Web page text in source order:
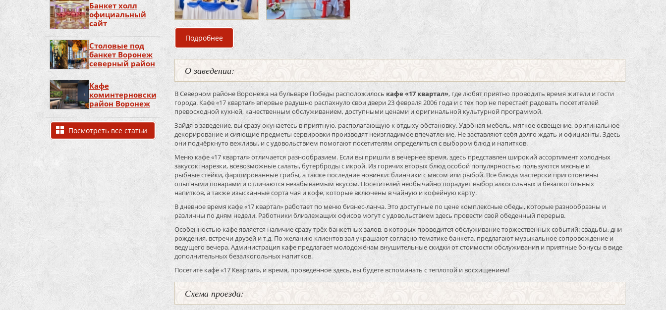
Банкет холл
официальный
сайт
Столовые под
банкет Воронеж
северный район
Кафе
коминтерновский
район Воронеж
Посмотреть все статьи
Подробнее о Банкетный зал кафе «17-й Квартал»
О заведении:
В Северном районе Воронежа на бульваре Победы расположилось кафе «17 квартал», где любят приятно проводить время жители и гости
города. Кафе «17 квартал» впервые радушно распахнуло свои двери 23 февраля 2006 года и с тех пор не перестаёт радовать посетителей
превосходной кухней, качественным обслуживанием, доступными ценами и оригинальной культурной программой.
Зайдя в заведение, вы сразу окунаетесь в приятную, располагающую к отдыху обстановку. Удобная мебель, мягкое освещение, оригинальное
декорирование и сияющие предметы сервировки производят неизгладимое впечатление. Не заставляют себя долго ждать и официанты. Здесь
они подчёркнуто вежливы, и с удовольствием помогают посетителям определиться с выбором блюд и напитков.
Меню кафе «17 квартал» отличается разнообразием. Если вы пришли в вечернее время, здесь представлен широкий ассортимент холодных
закусок: нарезки, всевозможные салаты, бутерброды с икрой. Из горячих вторых блюд особой популярностью пользуются мясные и
рыбные стейки, фаршированные грибы, а также последние новинки: блинчики с мясом или рыбой. Все блюда мастерски приготовлены
опытными поварами и отличаются незабываемым вкусом. Посетителей необычайно порадует выбор алкогольных и безалкогольных
напитков, а также изысканные сорта чая и кофе, которые включены в чайную и кофейную карту.
В дневное время кафе «17 квартал» работает по меню бизнес-ланча. Это доступные по цене комплексные обеды, которые разнообразны и
различны по дням недели. Работники близлежащих офисов могут с удовольствием здесь провести свой обеденный перерыв.
Особенностью кафе является наличие сразу трёх банкетных залов, в которых проводится обслуживание торжественных событий: свадьбы, дни
рождения, встречи друзей и т.д. По желанию клиентов зал украшают согласно тематике банкета, предлагают музыкальное сопровождение и
ведущего вечера. Администрация кафе предлагает молодожёнам внушительные скидки от стоимости обслуживания и приятные бонусы в виде
дополнительных безалкогольных напитков.
Посетите кафе «17 Квартал», и время, проведённое здесь, вы будете вспоминать с теплотой и восхищением!
Схема проезда: